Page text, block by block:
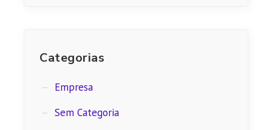
Categorias
Empresa
Sem Categoria